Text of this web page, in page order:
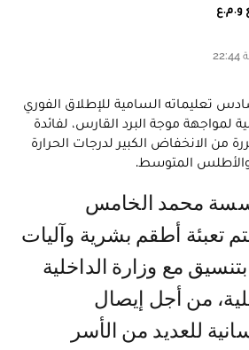
تعليماته السامية للإطلاق الفوري
لمواجهة موجة البرد القارس، لفائدة
من الانخفاض الكبير لدرجات الحرارة
والأطلس المتوسط.
تعبئة أطقم بشرية وآليات
مع وزارة الداخلية
من أجل إيصال
للعديد من الأسر